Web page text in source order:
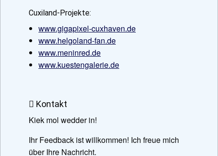
Cuxiland-Projekte:
www.gigapixel-cuxhaven.de
www.helgoland-fan.de
www.meninred.de
www.kuestengalerie.de
Kontakt
Kiek mol wedder in!
Ihr Feedback ist willkommen! Ich freue mich
über Ihre Nachricht.